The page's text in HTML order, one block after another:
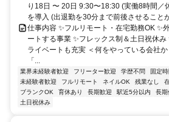
り18日 〜 20日 9:30〜18:30 (実働8時間
を導入 (出退勤を30分まで前後させることが
仕事内容 ✨フルリモート・在宅勤務OK ✨
ートする事業 ✨フレックス制＆土日祝休
ライベートも充実 ＜何をやっている会社か
「...
業界未経験者歓迎 フリーター歓迎 学歴不問 固定時
未経験者歓迎
フルリモート ネイルOK 残業なし
ブランクOK
育休あり 長期歓迎 駅近5分以内 長期
土日祝休み